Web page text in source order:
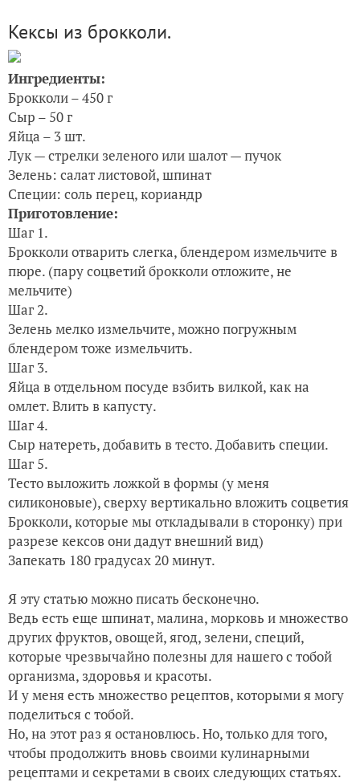
Кексы из брокколи.
Ингредиенты:
Брокколи – 450 г
Сыр – 50 г
Яйца – 3 шт.
Лук — стрелки зеленого или шалот — пучок
Зелень: салат листовой, шпинат
Специи: соль перец, кориандр
Приготовление:
Шаг 1.
Брокколи отварить слегка, блендером измельчите в
пюре. (пару соцветий брокколи отложите, не
мельчите)
Шаг 2.
Зелень мелко измельчите, можно погружным
блендером тоже измельчить.
Шаг 3.
Яйца в отдельном посуде взбить вилкой, как на
омлет. Влить в капусту.
Шаг 4.
Сыр натереть, добавить в тесто. Добавить специи.
Шаг 5.
Тесто выложить ложкой в формы (у меня
силиконовые), сверху вертикально вложить соцветия
Брокколи, которые мы откладывали в сторонку) при
разрезе кексов они дадут внешний вид)
Запекать 180 градусах 20 минут.
Я эту статью можно писать бесконечно.
Ведь есть еще шпинат, малина, морковь и множество
других фруктов, овощей, ягод, зелени, специй,
которые чрезвычайно полезны для нашего с тобой
организма, здоровья и красоты.
И у меня есть множество рецептов, которыми я могу
поделиться с тобой.
Но, на этот раз я остановлюсь. Но, только для того,
чтобы продолжить вновь своими кулинарными
рецептами и секретами в своих следующих статьях.